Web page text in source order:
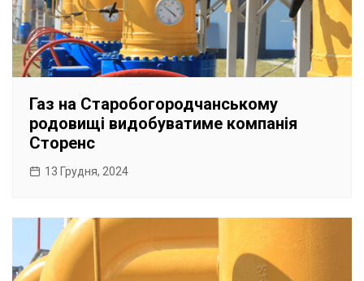
Газ на Старобогородчанському
родовищі видобуватиме компанія
Сторенс
13 Грудня, 2024